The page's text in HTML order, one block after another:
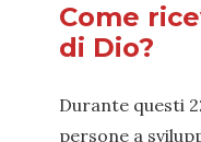
Come
di Dio?
Durante questi
persone a